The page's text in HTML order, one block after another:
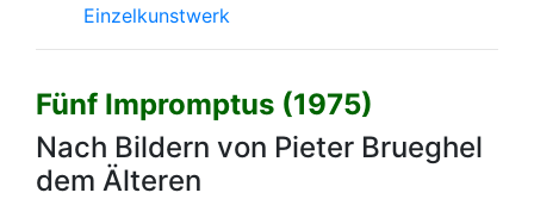
Einzelkunstwerk
Fünf Impromptus (1975)
Nach Bildern von Pieter Brueghel
dem Älteren